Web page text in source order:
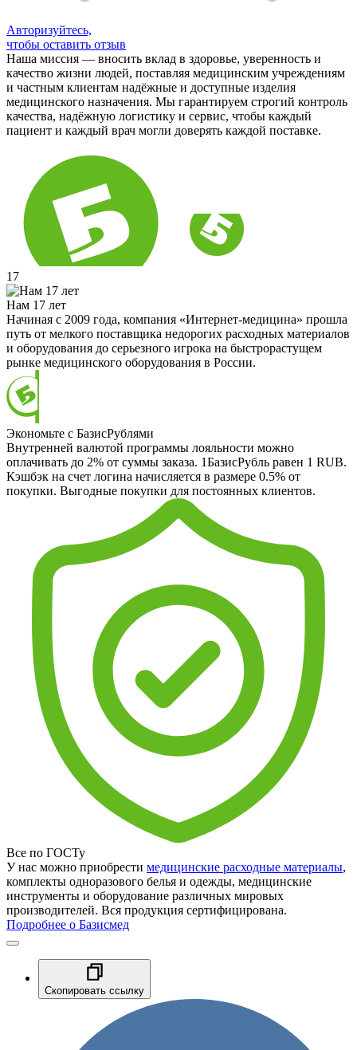
Авторизуйтесь,
чтобы оставить отзыв
Наша миссия — вносить вклад в здоровье, уверенность и
качество жизни людей, поставляя медицинским учреждениям
и частным клиентам надёжные и доступные изделия
медицинского назначения. Мы гарантируем строгий контроль
качества, надёжную логистику и сервис, чтобы каждый
пациент и каждый врач могли доверять каждой поставке.
17
Нам 17 лет
Начиная с 2009 года, компания «Интернет-медицина» прошла
путь от мелкого поставщика недорогих расходных материалов
и оборудования до серьезного игрока на быстрорастущем
рынке медицинского оборудования в России.
Экономьте с БазисРублями
Внутренней валютой программы лояльности можно
оплачивать до 2% от суммы заказа. 1БазисРубль равен 1 RUB.
Кэшбэк на счет логина начисляется в размере 0.5% от
покупки. Выгодные покупки для постоянных клиентов.
Все по ГОСТу
У нас можно приобрести медицинские расходные материалы,
комплекты одноразового белья и одежды, медицинские
инструменты и оборудование различных мировых
производителей. Вся продукция сертифицирована.
Подробнее о Базисмед
Скопировать ссылку